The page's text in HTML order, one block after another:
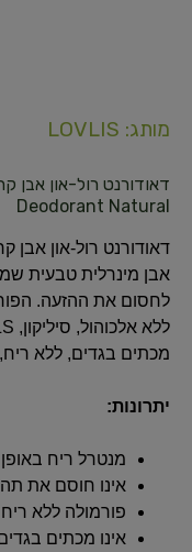
מותג: LOVLIS
Deodorant Natural
אבן מינרלית טבעית
לחסום את ההזעה.
מכתים בגדים, ללא ריח,
יתרונות:
מנטרל ריח
אינו חוסם את
פורמולה ללא
אינו מכתים